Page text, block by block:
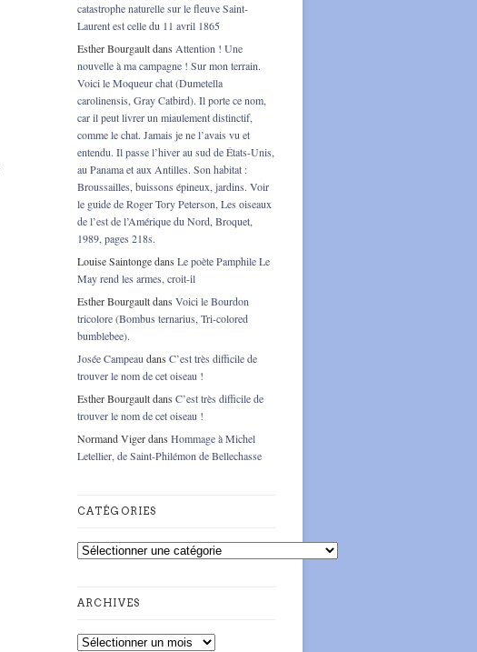
catastrophe naturelle sur le fleuve Saint-
Laurent est celle du 11 avril 1865
Esther Bourgaultdans Attention ! Une
nouvelle à ma campagne ! Sur mon terrain.
Voici le Moqueur chat (Dumetella
carolinensis, Gray Catbird). Il porte ce nom,
car il peut livrer un miaulement distinctif,
comme le chat. Jamais je ne l’avais vu et
entendu. Il passe l’hiver au sud de États-Unis,
au Panama et aux Antilles. Son habitat :
Broussailles, buissons épineux, jardins. Voir
le guide de Roger Tory Peterson, Les oiseaux
de l’est de l’Amérique du Nord, Broquet,
1989, pages 218s.
Louise Saintongedans Le poète Pamphile Le
May rend les armes, croit-il
Esther Bourgaultdans Voici le Bourdon
tricolore (Bombus ternarius, Tri-colored
bumblebee).
Josée Campeau dans C’est très difficile de
trouver le nom de cet oiseau !
Esther Bourgaultdans C’est très difficile de
trouver le nom de cet oiseau !
Normand Vigerdans Hommage à Michel
Letellier, de Saint-Philémon de Bellechasse
CATÉGORIES
ARCHIVES